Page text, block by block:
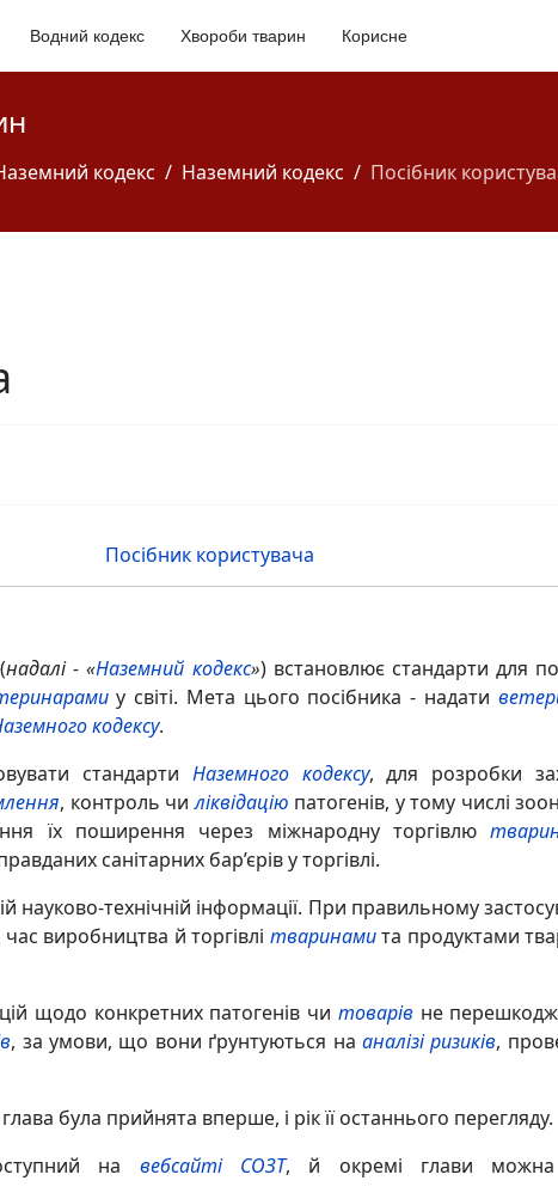
Водний кодекс Хвороби тварин Корисне
кодекс Наземний кодекс Посібник
Посібник користувача
надалі - «Наземний кодекс») встановлює стандарти для
у світі. Мета цього посібника - надати
кодексу.
стандарти Наземного кодексу, для розробки
, контроль чиліквідацію патогенів, у тому числі
їх поширення через міжнародну торгівлю
санітарних бар’єрів у торгівлі.
науково-технічній інформації. При правильному
виробництва й торгівлі тваринамита продуктами
щодо конкретних патогенів чи товарівне
, за умови, що вони ґрунтуються нааналізі ризиків,
була прийнята вперше, і рік її останнього перегляду.
на вебсайті СОЗТ, й окремі глави можна